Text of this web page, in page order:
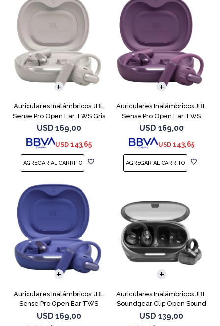
Auriculares Inalámbricos JBL
Sense Pro Open Ear TWS Gris
USD 169,00
USD 143,65
Auriculares Inalámbricos JBL
Sense Pro Open Ear TWS
Purple
USD 169,00
USD 143,65
Auriculares Inalámbricos JBL
Sense Pro Open Ear TWS
Azul
USD 169,00
Auriculares Inalámbricos JBL
Soundgear Clip Open Sound
Negro
USD 139,00